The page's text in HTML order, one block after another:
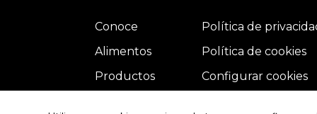
Conoce
Alimentos
Productos
Política de
Política de cookies
Configurar cookies